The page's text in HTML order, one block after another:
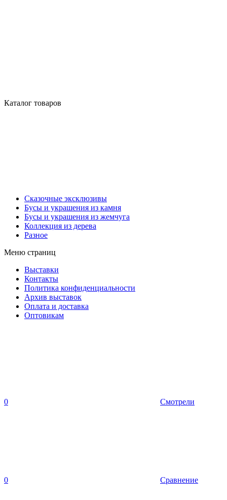
Каталог товаров
Сказочные эксклюзивы
Бусы и украшения из камня
Бусы и украшения из жемчуга
Коллекция из дерева
Разное
Меню страниц
Выставки
Контакты
Политика конфиденциальности
Архив выставок
Оплата и доставка
Оптовикам
0 Смотрели
0 Сравнение